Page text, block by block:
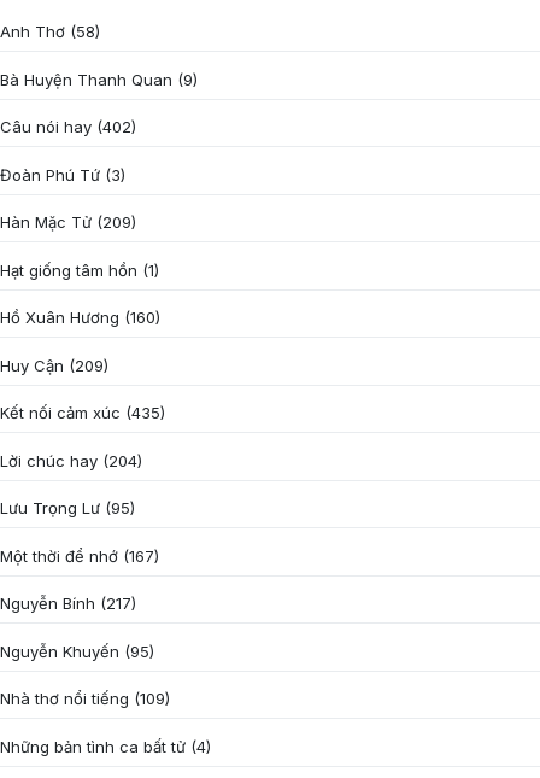
Anh Thơ (58)
Bà Huyện Thanh Quan (9)
Câu nói hay (402)
Đoàn Phú Tứ (3)
Hàn Mặc Tử (209)
Hạt giống tâm hồn (1)
Hồ Xuân Hương (160)
Huy Cận (209)
Kết nối cảm xúc (435)
Lời chúc hay (204)
Lưu Trọng Lư (95)
Một thời để nhớ (167)
Nguyễn Bính (217)
Nguyễn Khuyến (95)
Nhà thơ nổi tiếng (109)
Những bản tình ca bất tử (4)